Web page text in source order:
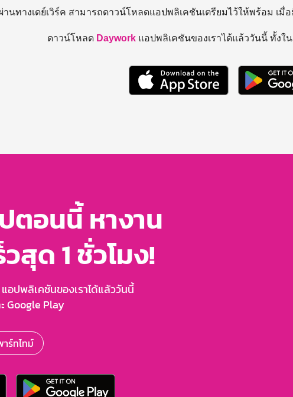
นทางเดย์เวิร์ค สามารถดาวน์โหลดแอปพลิเคชันเตรียมไว้ให้พร้อม เมื่
ดาวน์โหลด Daywork แอปพลิเคชันของเราได้แล้ววันนี้ ทั้งใ
ตอนนี้ หางาน
สุด 1 ชั่วโมง!
แอปพลิเคชันของเราได้แล้ววันนี้
Google Play
ร์ทไทม์